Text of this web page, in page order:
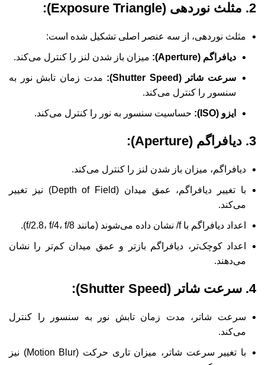
2. مثلث نوردهی (Exposure Triangle):
مثلث نوردهی، از سه عنصر اصلی تشکیل شده است:
دیافراگم (Aperture): میزان باز شدن لنز را کنترل می‌کند.
سرعت شاتر (Shutter Speed):
مدت زمان تابش نور به
سنسور را کنترل می‌کند.
ایزو (ISO): حساسیت سنسور به نور را کنترل می‌کند.
3. دیافراگم (Aperture):
دیافراگم، میزان باز شدن لنز را کنترل می‌کند.
با تغییر دیافراگم، عمق میدان (Depth of Field) نیز تغییر
می‌کند.
اعداد دیافراگم با f/ نشان داده می‌شوند (مانند f/2.8، f/4، f/8).
اعداد کوچک‌تر، دیافراگم بازتر و عمق میدان کم‌تر را نشان
می‌دهند.
4. سرعت شاتر (Shutter Speed):
سرعت شاتر، مدت زمان تابش نور به سنسور را کنترل
می‌کند.
با تغییر سرعت شاتر، میزان تاری حرکت (Motion Blur) نیز